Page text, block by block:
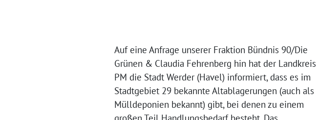
Auf eine Anfrage unserer Fraktion Bündnis 90/Die
Grünen & Claudia Fehrenberg hin hat der Landkreis
PM die Stadt Werder (Havel) informiert, dass es im
Stadtgebiet 29 bekannte Altablagerungen (auch als
Mülldeponien bekannt) gibt, bei denen zu einem